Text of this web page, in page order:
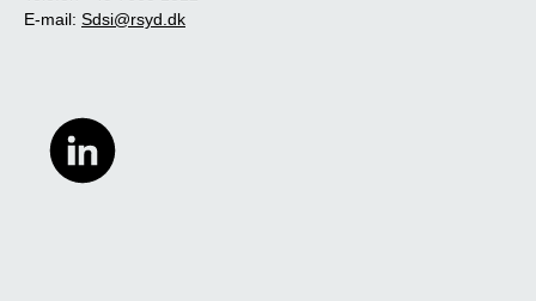
E-mail: Sdsi@rsyd.dk